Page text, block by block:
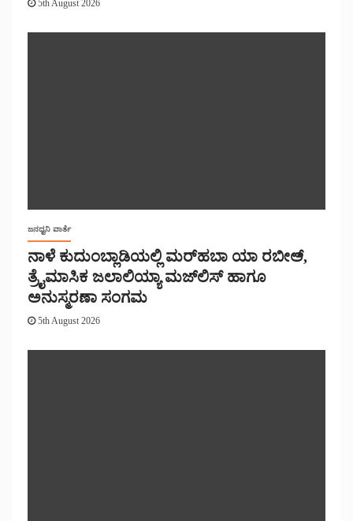
5th August 2026
ಜನಧ್ವನಿ ವಾರ್ತೆ
ನಾಳೆ ಕುದುಂಬ್ಲಾಡಿಯಲ್ಲಿ ಮರ್‌‌ಹಬಾ ಯಾ ರಬೀಅ್,
ತ್ರೈಮಾಸಿಕ ಜಲಾಲಿಯ್ಯಾ ಮಜ್‌‌ಲಿಸ್‌‌ ಹಾಗೂ
ಅನುಸ್ಮರಣಾ ಸಂಗಮ
5th August 2026